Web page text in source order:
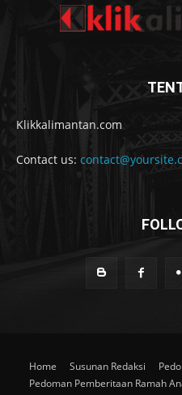
Klikkalimantan.com
Contact us:
Home Susunan Redaksi
Pedoman Pemberitaan Ramah